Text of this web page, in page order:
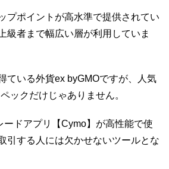
プポイントが高水準で提供されてい
級者まで幅広い層が利用していま
ている外貨ex byGMOですが、人気
ックだけじゃありません。
ードアプリ【Cymo】が高性能で使
引する人には欠かせないツールとな